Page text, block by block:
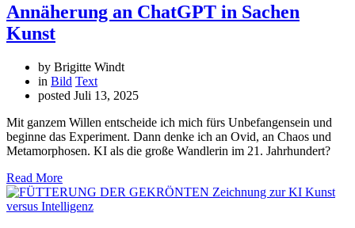
Annäherung an ChatGPT in Sachen
Kunst
by Brigitte Windt
in Bild Text
posted Juli 13, 2025
Mit ganzem Willen entscheide ich mich fürs Unbefangensein und
beginne das Experiment. Dann denke ich an Ovid, an Chaos und
Metamorphosen. KI als die große Wandlerin im 21. Jahrhundert?
Read More